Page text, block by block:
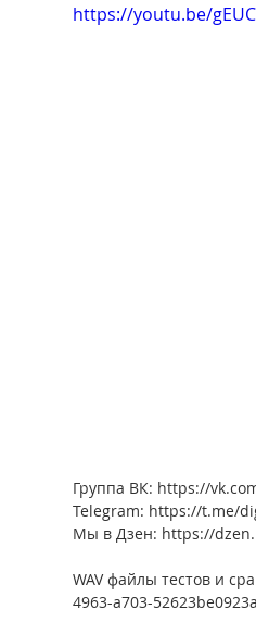
https://youtu.be/
Группа ВК: https://
Telegram: https://t.me/
Мы в Дзен: https://
WAV файлы тестов и
4963-a703-